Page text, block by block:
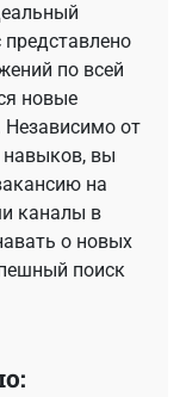
по всей
новые
Независимо от
вы
на
каналы в
о новых
поиск